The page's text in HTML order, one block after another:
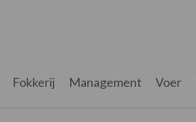
Fokkerij Management Voer